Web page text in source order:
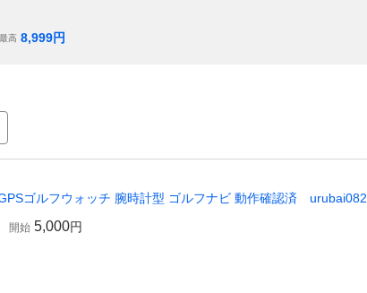
最高 8,999円
GPSゴルフウォッチ 腕時計型 ゴルフナビ 動作確認済 urubai082
開始 5,000円